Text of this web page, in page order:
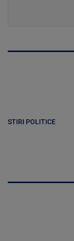
STIRI POLITICE